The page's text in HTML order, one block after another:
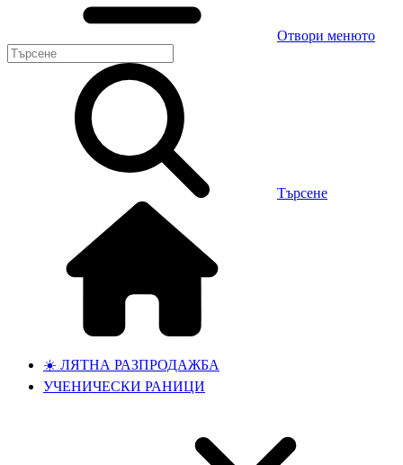
Отвори менюто
Търсене
☀️ ЛЯТНА РАЗПРОДАЖБА
УЧЕНИЧЕСКИ РАНИЦИ